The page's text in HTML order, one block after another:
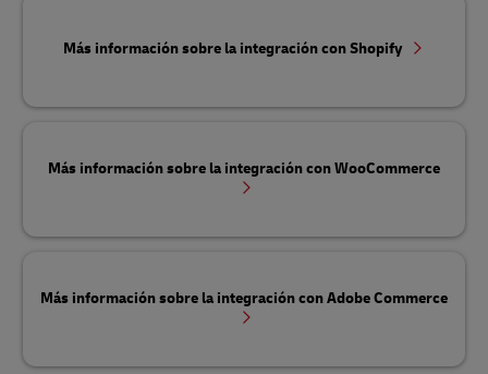
Más información sobre la integración con Shopify
Más información sobre la integración con WooCommerce
Más información sobre la integración con Adobe Commerce